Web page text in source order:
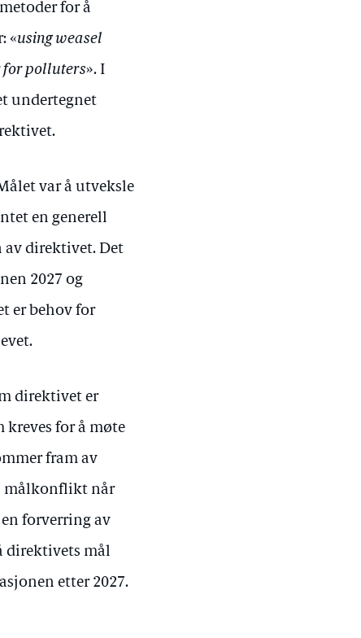
for å
«using weasel
for polluters». I
undertegnet
var å utveksle
en generell
direktivet. Det
2027 og
er behov for
direktivet er
for å møte
fram av
målkonflikt når
forverring av
direktivets mål
etter 2027.